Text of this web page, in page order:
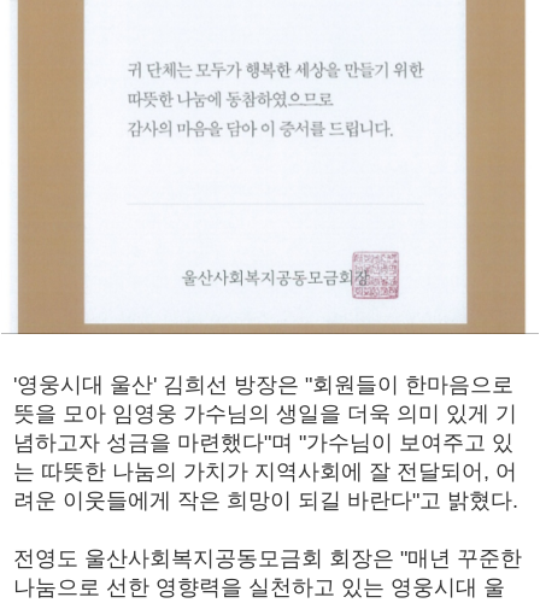
'영웅시대 울산' 김희선 방장은 "회원들이 한마음으로
뜻을 모아 임영웅 가수님의 생일을 더욱 의미 있게 기
념하고자 성금을 마련했다"며 "가수님이 보여주고 있
는 따뜻한 나눔의 가치가 지역사회에 잘 전달되어, 어
려운 이웃들에게 작은 희망이 되길 바란다"고 밝혔다.
전영도 울산사회복지공동모금회 회장은 "매년 꾸준한
나눔으로 선한 영향력을 실천하고 있는 영웅시대 울